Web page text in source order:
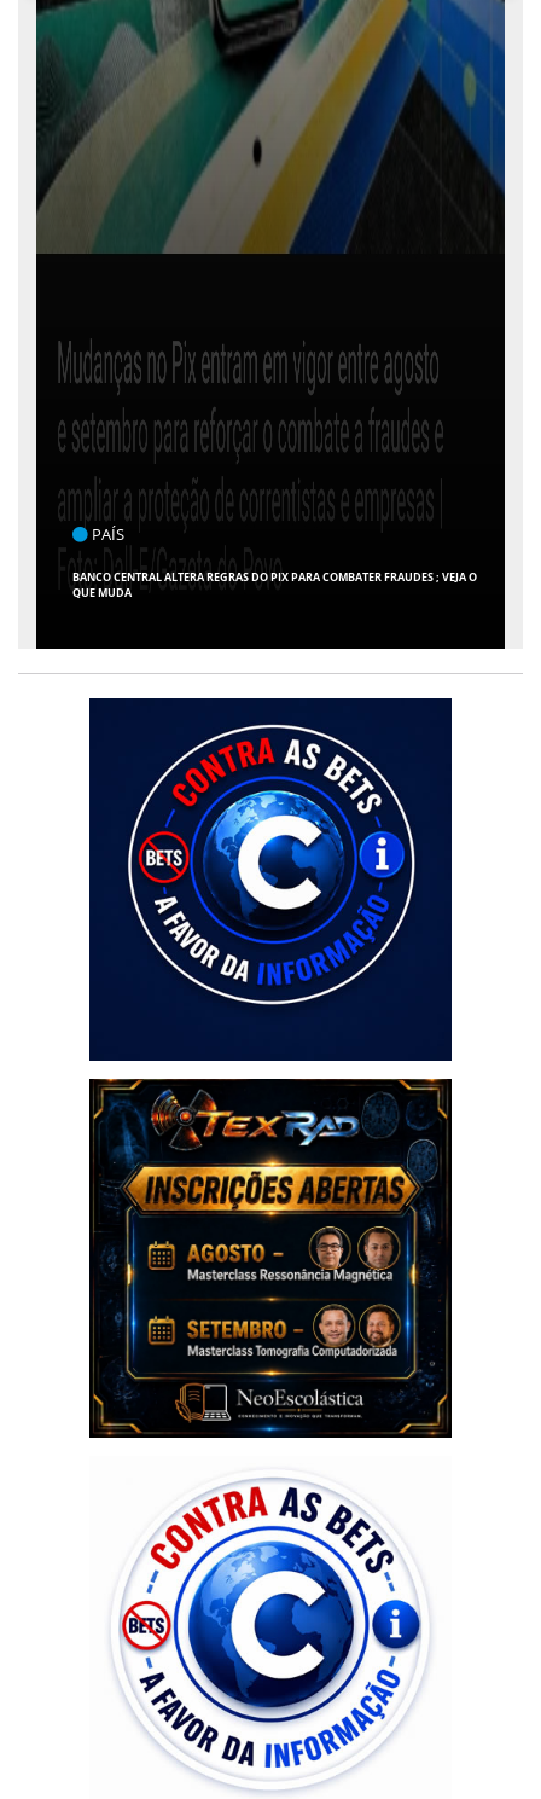
OAB SERGIPE ADOTA MEDIDAS INSTITUCIONAIS EM DECISÃO DO TRT-20 SOBRE
USO DE INTELIGÊNCIA ARTIFICIAL